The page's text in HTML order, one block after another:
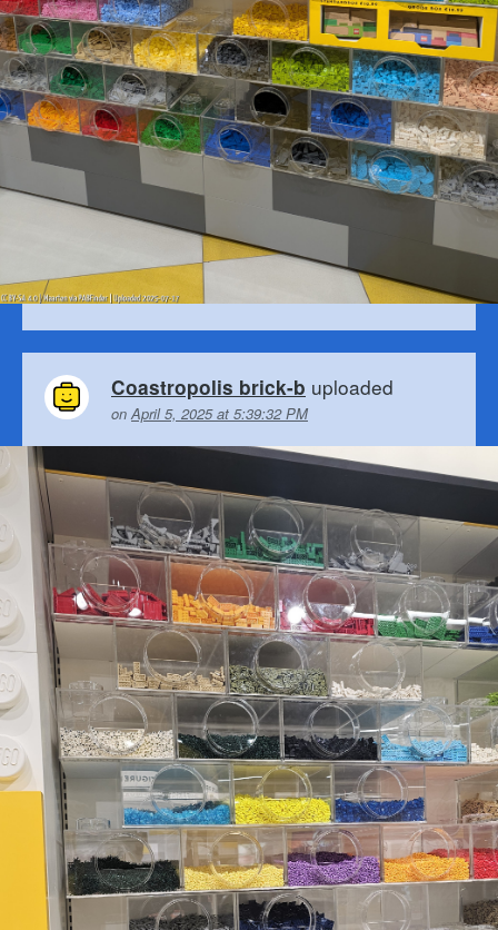
Coastropolis brick-b uploaded
onApril 5, 2025 at 5:39:32 PM